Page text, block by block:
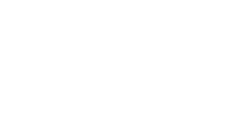
saving them along with